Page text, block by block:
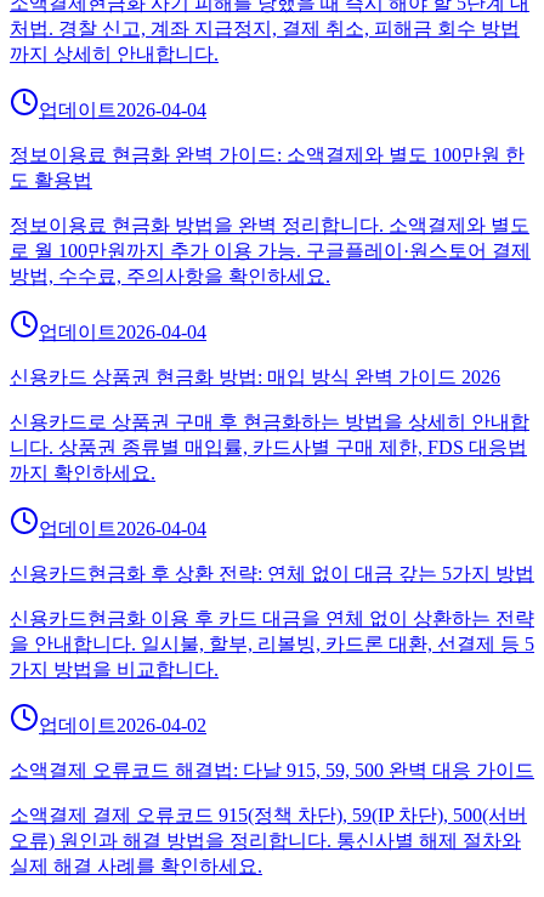
처법. 경찰 신고, 계좌 지급정지, 결제 취소, 피해금 회수 방법
까지 상세히 안내합니다.
업데이트2026-04-04
정보이용료 현금화 완벽 가이드: 소액결제와 별도 100만원 한
도 활용법
정보이용료 현금화 방법을 완벽 정리합니다. 소액결제와 별도
로 월 100만원까지 추가 이용 가능. 구글플레이·원스토어 결제
방법, 수수료, 주의사항을 확인하세요.
업데이트2026-04-04
신용카드 상품권 현금화 방법: 매입 방식 완벽 가이드 2026
신용카드로 상품권 구매 후 현금화하는 방법을 상세히 안내합
니다. 상품권 종류별 매입률, 카드사별 구매 제한, FDS 대응법
까지 확인하세요.
업데이트2026-04-04
신용카드현금화 후 상환 전략: 연체 없이 대금 갚는 5가지 방법
신용카드현금화 이용 후 카드 대금을 연체 없이 상환하는 전략
을 안내합니다. 일시불, 할부, 리볼빙, 카드론 대환, 선결제 등 5
가지 방법을 비교합니다.
업데이트2026-04-02
소액결제 오류코드 해결법: 다날 915, 59, 500 완벽 대응 가이드
소액결제 결제 오류코드 915(정책 차단), 59(IP 차단), 500(서버
오류) 원인과 해결 방법을 정리합니다. 통신사별 해제 절차와
실제 해결 사례를 확인하세요.